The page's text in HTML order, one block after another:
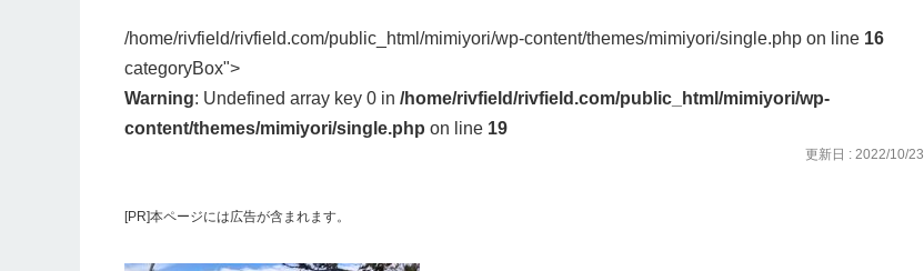
/home/rivfield/rivfield.com/public_html/mimiyori/wp-content/themes/mimiyori/single.php on line 16
categoryBox">
Warning: Undefined array key 0 in /home/rivfield/rivfield.com/public_html/mimiyori/wp-
content/themes/mimiyori/single.php on line 19
更新日 : 2022/10/23
[PR]本ページには広告が含まれます。